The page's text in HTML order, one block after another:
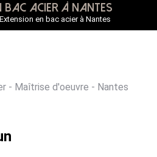
bac acier à Nantes
Extension en bac acier à Nantes